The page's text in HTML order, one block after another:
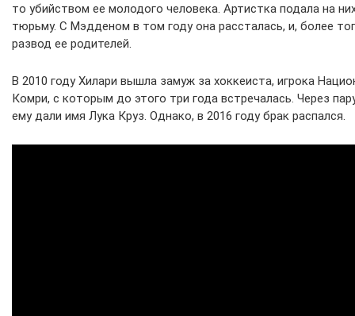
то убийством ее молодого человека. Артистка подала на
тюрьму. С Мэдденом в том году она рассталась, и, более
развод ее родителей.
В 2010 году Хилари вышла замуж за хоккеиста, игрока
Комри, с которым до этого три года встречалась. Через
ему дали имя Лука Круз. Однако, в 2016 году брак распался.